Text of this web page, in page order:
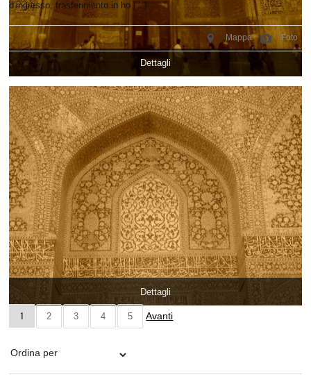
Dettagli
d’ingresso, trasferimento in ho [...]
Foto
Mappa
Dettagli
1 2 3 4 5 Avanti